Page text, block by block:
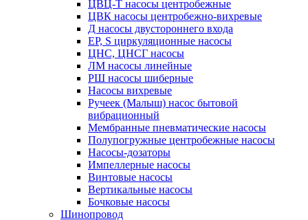
ЦВЦ-Т насосы центробежные
ЦВК насосы центробежно-вихревые
Д насосы двустороннего входа
EP, S циркуляционные насосы
ЦНС, ЦНСГ насосы
ЛМ насосы линейные
РШ насосы шиберные
Насосы вихревые
Ручеек (Малыш) насос бытовой
вибрационный
Мембранные пневматические насосы
Полупогружные центробежные насосы
Насосы-дозаторы
Импеллерные насосы
Винтовые насосы
Вертикальные насосы
Бочковые насосы
Шинопровод